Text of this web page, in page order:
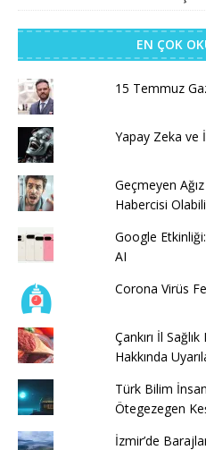
EN ÇOK
15 Temmuz
Yapay Zeka ve
Geçmeyen
Habercisi
Google
AI
Corona Virüs
Çankırı İl
Hakkında
Türk Bilim
Ötegezegen
İzmir’de